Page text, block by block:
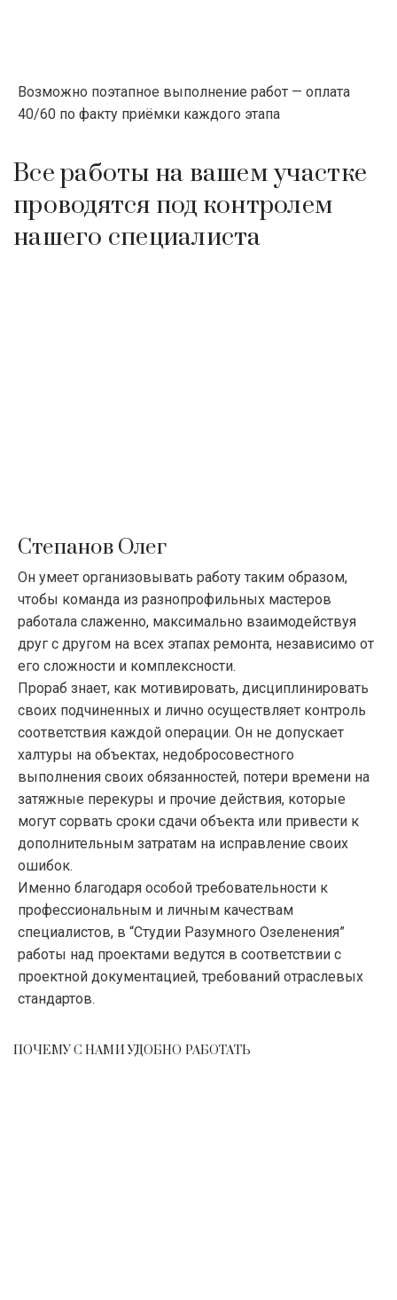
Возможно поэтапное выполнение работ — оплата
40/60 по факту приёмки каждого этапа
Все работы на вашем участке
проводятся под контролем
нашего специалиста
Степанов Олег
Он умеет организовывать работу таким образом,
чтобы команда из разнопрофильных мастеров
работала слаженно, максимально взаимодействуя
друг с другом на всех этапах ремонта, независимо от
его сложности и комплексности.
Прораб знает, как мотивировать, дисциплинировать
своих подчиненных и лично осуществляет контроль
соответствия каждой операции. Он не допускает
халтуры на объектах, недобросовестного
выполнения своих обязанностей, потери времени на
затяжные перекуры и прочие действия, которые
могут сорвать сроки сдачи объекта или привести к
дополнительным затратам на исправление своих
ошибок.
Именно благодаря особой требовательности к
профессиональным и личным качествам
специалистов, в “Студии Разумного Озеленения”
работы над проектами ведутся в соответствии с
проектной документацией, требований отраслевых
стандартов.
ПОЧЕМУ С НАМИ УДОБНО РАБОТАТЬ